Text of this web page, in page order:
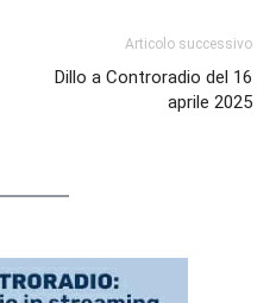
Articolo successivo
Dillo a Controradio del 16
aprile 2025